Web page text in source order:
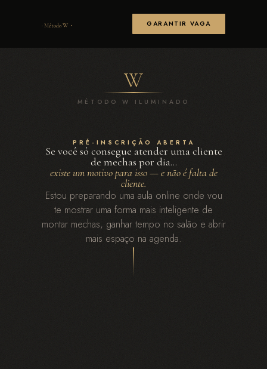
· Método W · GARANTIR VAGA
W
MÉTODO W ILUMINADO
PRÉ-INSCRIÇÃO ABERTA
Se você só consegue atender uma cliente
de mechas por dia…
existe um motivo para isso — e não é falta de
cliente.
Estou preparando uma aula online onde vou
te mostrar uma forma mais inteligente de
montar mechas, ganhar tempo no salão e abrir
mais espaço na agenda.